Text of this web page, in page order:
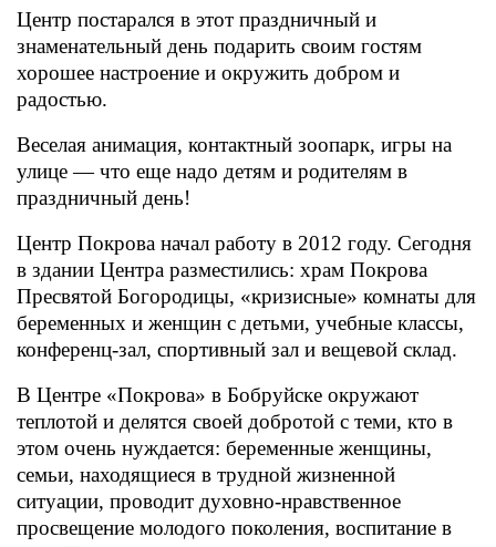
Центр постарался в этот праздничный и
знаменательный день подарить своим гостям
хорошее настроение и окружить добром и
радостью.
Веселая анимация, контактный зоопарк, игры на
улице — что еще надо детям и родителям в
праздничный день!
Центр Покрова начал работу в 2012 году. Сегодня
в здании Центра разместились: храм Покрова
Пресвятой Богородицы, «кризисные» комнаты для
беременных и женщин с детьми, учебные классы,
конференц-зал, спортивный зал и вещевой склад.
В Центре «Покрова» в Бобруйске окружают
теплотой и делятся своей добротой с теми, кто в
этом очень нуждается: беременные женщины,
семьи, находящиеся в трудной жизненной
ситуации, проводит духовно-нравственное
просвещение молодого поколения, воспитание в